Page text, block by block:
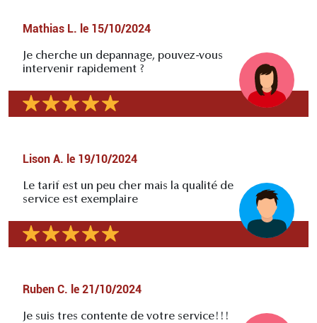
Mathias L. le 15/10/2024
Je cherche un depannage, pouvez-vous
intervenir rapidement ?
Lison A. le 19/10/2024
Le tarif est un peu cher mais la qualité de
service est exemplaire
Ruben C. le 21/10/2024
Je suis tres contente de votre service!!!